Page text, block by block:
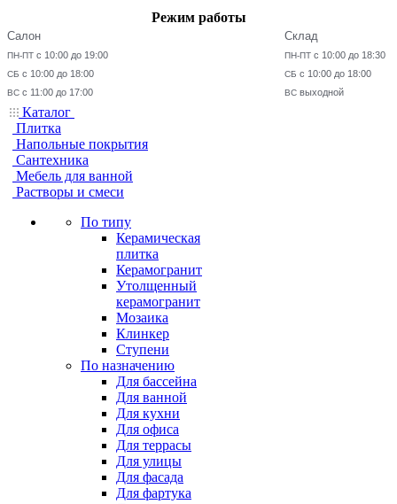
Режим работы
Салон
ПН-ПТ с 10:00 до 19:00
СБ с 10:00 до 18:00
ВС с 11:00 до 17:00
Склад
ПН-ПТ с 10:00 до 18:30
СБ с 10:00 до 18:00
ВС выходной
Каталог
Плитка
Напольные покрытия
Сантехника
Мебель для ванной
Растворы и смеси
По типу
Керамическая
плитка
Керамогранит
Утолщенный
керамогранит
Мозаика
Клинкер
Ступени
По назначению
Для бассейна
Для ванной
Для кухни
Для офиса
Для террасы
Для улицы
Для фасада
Для фартука